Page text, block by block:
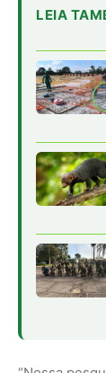
“Nossa
com
seriamente
principal
pós-
O estudo
pela FAPESP.